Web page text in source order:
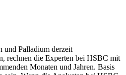
und Palladium derzeit
rechnen die Experten bei HSBC mit
Monaten und Jahren. Basis